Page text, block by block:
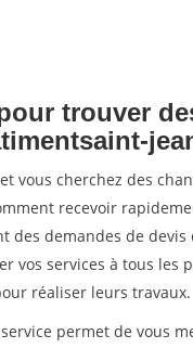
trouver
vous cherchez des
recevoir
des demandes de
vos services à tous
réaliser leurs travaux.
permet de vous